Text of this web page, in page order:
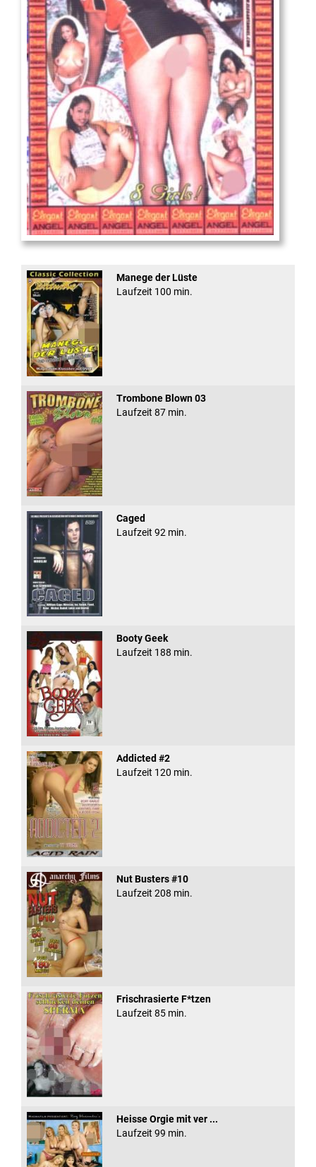
Sugar Walls #24
Manege der Lüste
Laufzeit 100 min.
Trombone Blown 03
Laufzeit 87 min.
Caged
Laufzeit 92 min.
Booty Geek
Laufzeit 188 min.
Addicted #2
Laufzeit 120 min.
Nut Busters #10
Laufzeit 208 min.
Frischrasierte F*tzen
Laufzeit 85 min.
Heisse Orgie mit ver ...
Laufzeit 99 min.